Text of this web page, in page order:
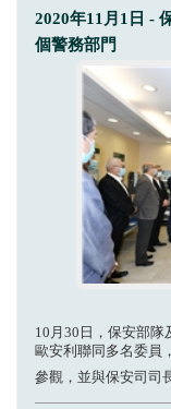
2020年11月1日 -
個警務部門
10月30日，保安部隊
歐安利聯同多名委員
參觀，並與保安司司